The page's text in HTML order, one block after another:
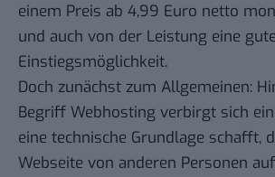
einem Preis ab 4,99 Euro netto
und auch von der Leistung eine gute
Einstiegsmöglichkeit.
Doch zunächst zum Allgemeinen:
Begriff Webhosting verbirgt sich
eine technische Grundlage schafft,
Webseite von anderen Personen